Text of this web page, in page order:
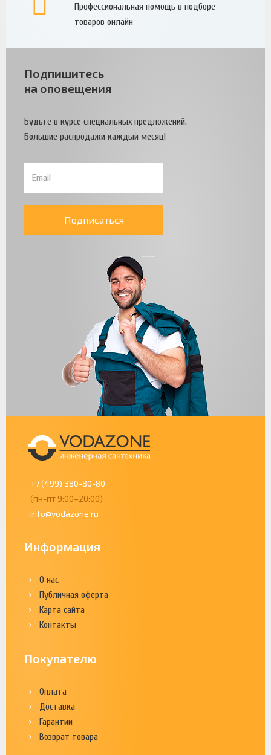
Профессиональная помощь в подборе
товаров онлайн
Подпишитесь
на оповещения
Будьте в курсе специальных предложений.
Большие распродажи каждый месяц!
Подписаться
+7 (499) 380-80-80
(пн-пт 9:00–20:00)
info@vodazone.ru
Информация
О нас
Публичная оферта
Карта сайта
Контакты
Покупателю
Оплата
Доставка
Гарантии
Возврат товара